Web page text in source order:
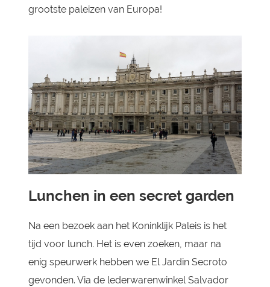
grootste paleizen van Europa!
Lunchen in een secret garden
Na een bezoek aan het Koninklijk Paleis is het
tijd voor lunch. Het is even zoeken, maar na
enig speurwerk hebben we El Jardin Secroto
gevonden. Via de lederwarenwinkel Salvador